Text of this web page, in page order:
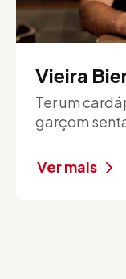
Vieira
Ter um
garçom
Ver mais